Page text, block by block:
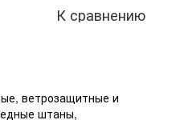
К сравнению
ветрозащитные и
штаны,